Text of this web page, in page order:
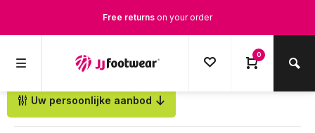
Free returns on your order
0
Uw persoonlijke aanbod